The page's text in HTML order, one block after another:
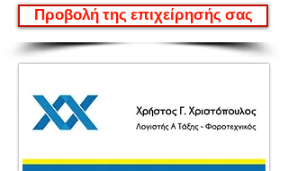
Προβολή της επιχείρησής σας